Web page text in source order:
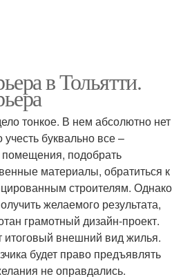
в Тольятти.
тонкое. В нем абсолютно нет
буквально все –
помещения, подобрать
материалы, обратиться к
строителям. Однако
желаемого результата,
грамотный дизайн-проект.
внешний вид жилья.
будет право предъявлять
не оправдались.